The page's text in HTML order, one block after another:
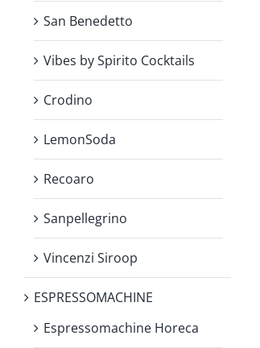
San Benedetto
Vibes by Spirito Cocktails
Crodino
LemonSoda
Recoaro
Sanpellegrino
Vincenzi Siroop
ESPRESSOMACHINE
Espressomachine Horeca